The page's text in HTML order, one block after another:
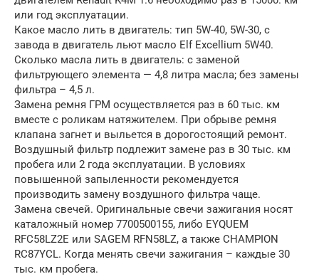
или год эксплуатации.
Какое масло лить в двигатель: тип 5W-40, 5W-30, с
завода в двигатель льют масло Elf Excellium 5W40.
Сколько масла лить в двигатель: с заменой
фильтрующего элемента — 4,8 литра масла; без замены
фильтра – 4,5 л.
Замена ремня ГРМ осуществляется раз в 60 тыс. км
вместе с роликам натяжителем. При обрыве ремня
клапана загнет и выльется в дорогостоящий ремонт.
Воздушный фильтр подлежит замене раз в 30 тыс. км
пробега или 2 года эксплуатации. В условиях
повышенной запыленности рекомендуется
производить замену воздушного фильтра чаще.
Замена свечей. Оригинальные свечи зажигания носят
каталожный номер 7700500155, либо EYQUEM
RFC58LZ2E или SAGEM RFN58LZ, а также CHAMPION
RC87YCL. Когда менять свечи зажигания – каждые 30
тыс. км пробега.